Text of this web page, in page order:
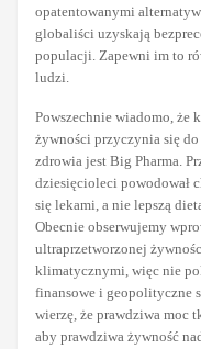
opatentowanymi
globaliści uzyskają
populacji. Zapewni im to
ludzi.
Powszechnie wiadomo, że
żywności przyczynia się do
zdrowia jest Big Pharma.
dziesięcioleci powodował
się lekami, a nie lepszą
Obecnie obserwujemy
ultraprzetworzonej
klimatycznymi, więc nie
finansowe i geopolityczne
wierzę, że prawdziwa moc
aby prawdziwa żywność